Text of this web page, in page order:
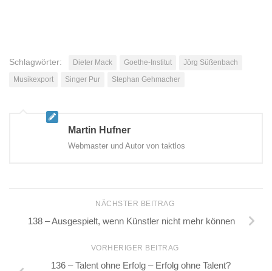
Schlagwörter: Dieter Mack Goethe-Institut
Jörg Süßenbach
Musikexport
Singer Pur Stephan Gehmacher
Martin Hufner
Webmaster und Autor von taktlos
NÄCHSTER BEITRAG
138 – Ausgespielt, wenn Künstler nicht mehr können
VORHERIGER BEITRAG
136 – Talent ohne Erfolg – Erfolg ohne Talent?